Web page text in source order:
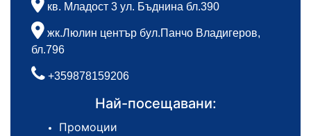
кв. Младост 3 ул. Бъднина бл.390
жк.Люлин център бул.Панчо Владигеров,
бл.796
+359878159206
Най-посещавани:
Промоции